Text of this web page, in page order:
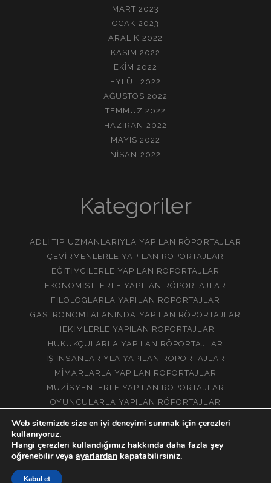
MART 2023
OCAK 2023
ARALIK 2022
KASIM 2022
EKIM 2022
EYLÜL 2022
AĞUSTOS 2022
TEMMUZ 2022
HAZIRAN 2022
MAYIS 2022
NISAN 2022
Kategoriler
ADLI TIP UZMANLARIYLA YAPILAN RÖPORTAJLAR
ÇEVIRMENLERLE YAPILAN RÖPORTAJLAR
EĞITIMCILERLE YAPILAN RÖPORTAJLAR
EKONOMISTLERLE YAPILAN RÖPORTAJLAR
FILOLOGLARLA YAPILAN RÖPORTAJLAR
GASTRONOMI ALANINDA YAPILAN RÖPORTAJLAR
HEKIMLERLE YAPILAN RÖPORTAJLAR
HUKUKÇULARLA YAPILAN RÖPORTAJLAR
İŞ İNSANLARIYLA YAPILAN RÖPORTAJLAR
MIMARLARLA YAPILAN RÖPORTAJLAR
MÜZISYENLERLE YAPILAN RÖPORTAJLAR
OYUNCULARLA YAPILAN RÖPORTAJLAR
Web sitemizde size en iyi deneyimi sunmak için çerezleri
kullanıyoruz.
Hangi çerezleri kullandığımız hakkında daha fazla şey
öğrenebilir veya ayarlardan kapatabilirsiniz.
Kabul et